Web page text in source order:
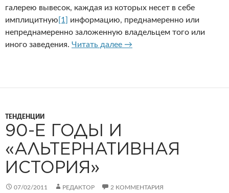
галерею вывесок, каждая из которых несет в себе
имплицитную [1] информацию, преднамеренно или
непреднамеренно заложенную владельцем того или
иного заведения. Читать далее «Маскарад» на Невском
→
ТЕНДЕНЦИИ
90-Е ГОДЫ И
«АЛЬТЕРНАТИВНАЯ
ИСТОРИЯ»
07/02/2011 РЕДАКТОР 2 КОММЕНТАРИЯ